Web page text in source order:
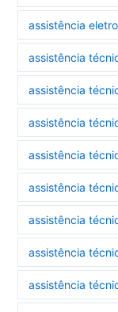
assistência
assistência
assistência
assistência
assistência
assistência
assistência
assistência
assistência